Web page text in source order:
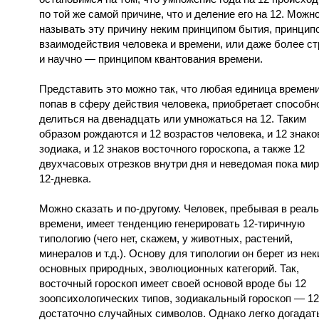
по той же самой причине, что и деление его на 12.
называть эту причину неким принципом бытия,
взаимодействия человека и времени, или даже более
и научно — принципом квантования времени.
Представить это можно так, что любая единица
попав в сферу действия человека, приобретает
делиться на двенадцать или умножаться на 12. Таким
образом рождаются и 12 возрастов человека, и 12
зодиака, и 12 знаков восточного гороскопа, а также 12
двухчасовых отрезков внутри дня и неведомая пока
12-дневка.
Можно сказать и по-другому. Человек, пребывая в
времени, имеет тенденцию генерировать 12-тиричную
типологию (чего нет, скажем, у животных, растений,
минералов и т.д.). Основу для типологии он берет из
основных природных, эволюционных категорий. Так,
восточный гороскоп имеет своей основой вроде бы 12
зоопсихологических типов, зодиакальный гороскоп — 12
достаточно случайных символов. Однако легко